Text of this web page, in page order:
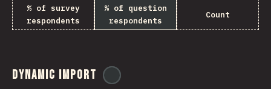
% of survey
respondents
% of question
respondents
Count
Dynamic Import